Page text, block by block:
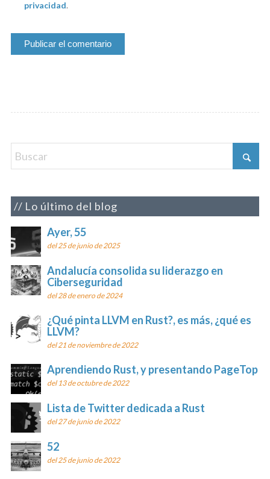
privacidad.
Lo último del blog
Ayer, 55
del 25 de junio de 2025
Andalucía consolida su liderazgo en
Ciberseguridad
del 28 de enero de 2024
¿Qué pinta LLVM en Rust?, es más, ¿qué es
LLVM?
del 21 de noviembre de 2022
Aprendiendo Rust, y presentando PageTop
del 13 de octubre de 2022
Lista de Twitter dedicada a Rust
del 27 de junio de 2022
52
del 25 de junio de 2022